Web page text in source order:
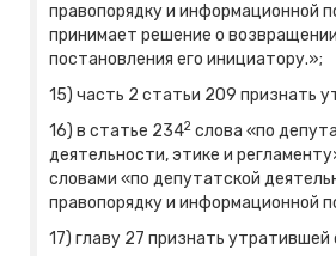
правопорядку и информационной
принимает решение о
постановления его инициатору.»;
15) часть 2 статьи 209 признать
16) в статье 2342 слова «по
деятельности, этике и
словами «по депутатской
правопорядку и информационной
17) главу 27 признать утратившей